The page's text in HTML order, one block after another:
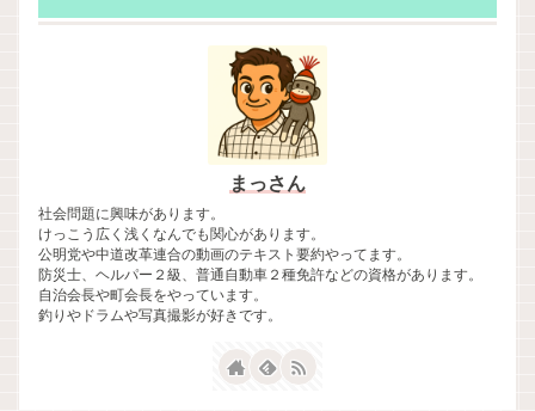
まっさん
社会問題に興味があります。
けっこう広く浅くなんでも関心があります。
公明党や中道改革連合の動画のテキスト要約やってます。
防災士、ヘルパー２級、普通自動車２種免許などの資格があります。
自治会長や町会長をやっています。
釣りやドラムや写真撮影が好きです。